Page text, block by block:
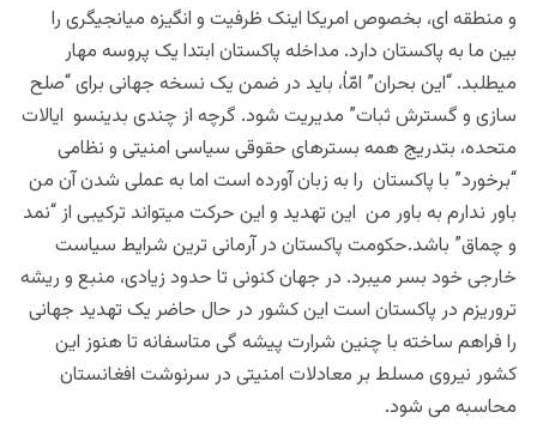
و منطقه ای، بخصوص امریکا اینک ظرفیت و انگیزه میانجیگری را
بین ما به پاکستان دارد. مداخله پاکستان ابتدا یک پروسه مهار
میطلبد. “این بحران” امّاٰ، باید در ضمن یک نسخه جهانی برای “صلح
سازی و گسترش ثبات” مدیریت شود. گرچه از چندی بدینسو ایالات
متحده، بتدریج همه بسترهای حقوقی سیاسی امنیتی و نظامی
“برخورد” با پاکستان را به زبان آورده است اما به عملی شدن آن من
باور ندارم به باور من این تهدید و این حرکت میتواند ترکیبی از “نمد
و چماق” باشد.حکومت پاکستان در آرمانی ترین شرایط سیاست
خارجی خود بسر میبرد. در جهان کنونی تا حدود زیادی، منبع و ریشه
تروریزم در پاکستان است این کشور در حال حاضر یک تهدید جهانی
را فراهم ساخته با چنین شرارت پیشه گی متاسفانه تا هنوز این
کشور نیروی مسلط بر معادلات امنیتی در سرنوشت افغانستان
محاسبه می شود.